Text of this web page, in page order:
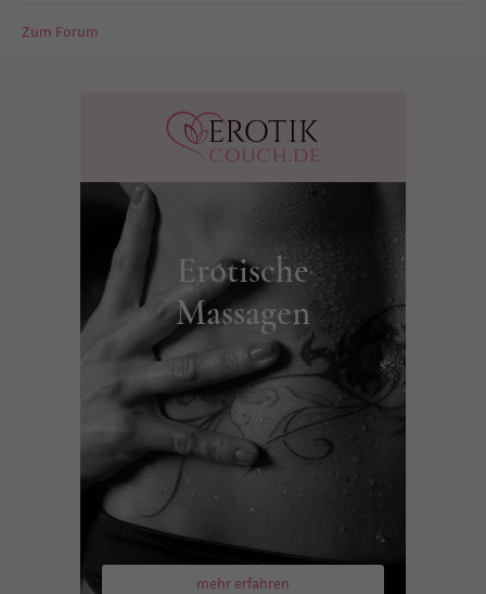
Zum Forum
Erotische
Massagen
mehr erfahren